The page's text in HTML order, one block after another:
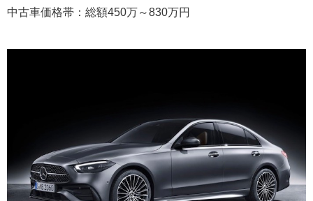
中古車価格帯：総額450万～830万円